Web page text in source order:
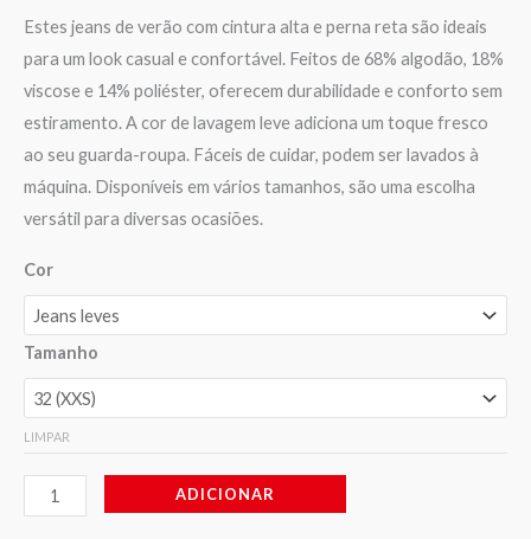
Estes jeans de verão com cintura alta e perna reta são ideais
para um look casual e confortável. Feitos de 68% algodão, 18%
viscose e 14% poliéster, oferecem durabilidade e conforto sem
estiramento. A cor de lavagem leve adiciona um toque fresco
ao seu guarda-roupa. Fáceis de cuidar, podem ser lavados à
máquina. Disponíveis em vários tamanhos, são uma escolha
versátil para diversas ocasiões.
Cor
Tamanho
LIMPAR
ADICIONAR